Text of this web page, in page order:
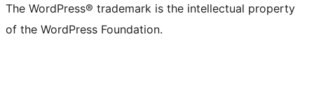
The WordPress® trademark is the intellectual property
of the WordPress Foundation.